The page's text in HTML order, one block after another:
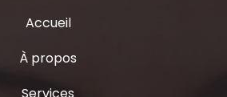
Accueil
À propos